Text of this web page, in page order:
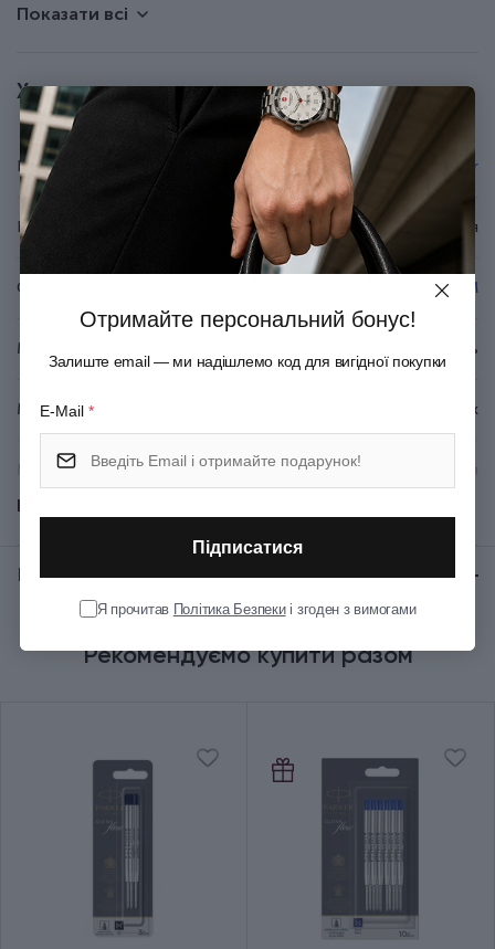
• Оздоблення деталей – хромування.
Показати всі
Характеристики
Бренд Parker
Країна походження Франція
Серія IM
Матеріал корпуса Неіржавна сталь
Матеріал покриття Глянцевий лак
Матеріал оздоблення
Колір оздоблення Сріблястий
Показати всі
Відгуки: ★ 0 (0)
Рекомендуємо купити разом
Отримайте персональний бонус!
Залиште email — ми надішлемо код для вигідної покупки
E-Mail *
Підписатися
Я прочитав Політика Безпекиі згоден з вимогами